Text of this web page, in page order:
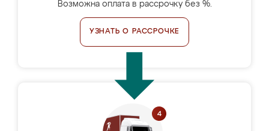
Возможна оплата в рассрочку без %.
УЗНАТЬ О РАССРОЧКЕ